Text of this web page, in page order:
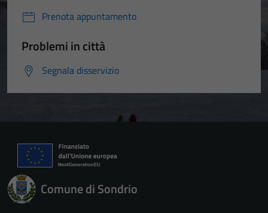
Prenota appuntamento
Problemi in città
Segnala disservizio
Comune di Sondrio